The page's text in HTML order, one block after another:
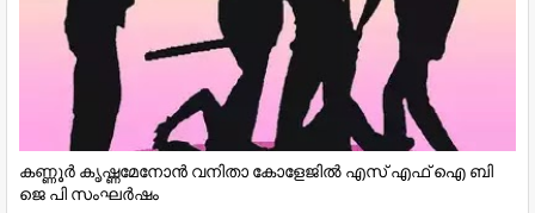
കണ്ണൂർ കൃഷ്ണമേനോൻ വനിതാ കോളേജിൽ എസ് എഫ് ഐ ബി
ജെ പി സംഘർഷം